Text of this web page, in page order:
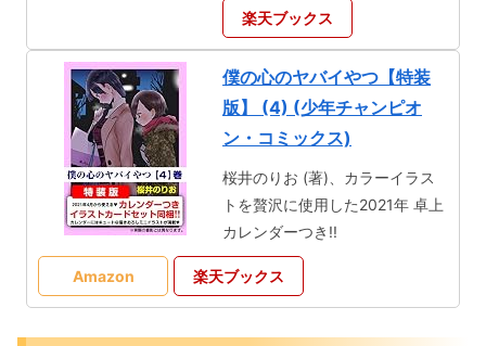
楽天ブックス
僕の心のヤバイやつ【特装
版】 (4) (少年チャンピオ
ン・コミックス)
桜井のりお (著)、カラーイラス
トを贅沢に使用した2021年 卓上
カレンダーつき!!
Amazon 楽天ブックス